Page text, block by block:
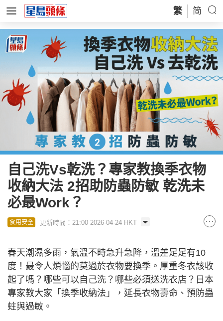
繁 简
自己洗Vs乾洗？專家教換季衣物
收納大法 2招助防蟲防敏 乾洗未
必最Work？
食用安全 更新時間：21:00 2026-04-24 HKT
春天潮濕多雨，氣溫不時急升急降，溫差足足有10
度！最令人煩惱的莫過於衣物要換季。厚重冬衣該收
起了嗎？哪些可以自己洗？哪些必須送洗衣店？日本
專家教大家「換季收納法」，延長衣物壽命、預防蟲
蛀與過敏。